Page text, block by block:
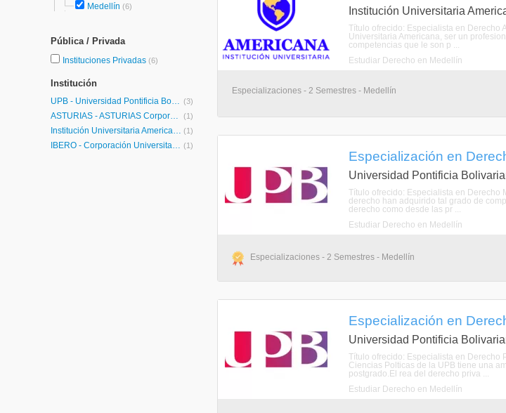
Medellín (6)
Pública / Privada
Instituciones Privadas (6)
Institución
UPB - Universidad Pontificia Bolivariana (3)
ASTURIAS - ASTURIAS Corporación Universitaria (1)
Institución Universitaria Americana (1)
IBERO - Corporación Universitaria Iberoamericana (1)
Institución Universitaria
Título ofrecido: Especialista en Derecho
Universitaria Americana, ser un
competencias que le son p ...
Estudiar Derecho en Medellín
Especializaciones - 2 Semestres - Medellín
Especialización en
Universidad Pontificia
Título ofrecido: Especialista en Derecho
derecho han adquirido tal grado de
derecho como desde las pr ...
Estudiar Derecho en Medellín
Especializaciones - 2 Semestres - Medellín
Especialización en
Universidad Pontificia
Título ofrecido: Especialista en Derecho
Ciencias Polticas de la UPB tiene una
postgrado.El rea del derecho priva ...
Estudiar Derecho en Medellín